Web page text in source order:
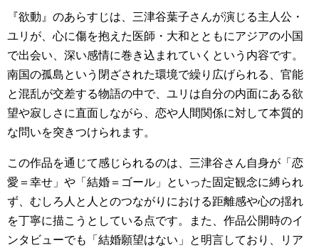
『欲動』のあらすじは、三津谷葉子さんが演じる主人公・
ユリが、心に傷を抱えた医師・大和とともにアジアの小国
で出会い、深い感情に巻き込まれていくという内容です。
南国の孤島という閉ざされた環境で繰り広げられる、官能
と混乱が交差する物語の中で、ユリは自分の内面にある欲
望や寂しさに直面しながら、恋や人間関係に対して本質的
な問いを突きつけられます。
この作品を通じて感じられるのは、三津谷さん自身が「恋
愛＝幸せ」や「結婚＝ゴール」といった固定観念に縛られ
ず、むしろ人と人とのつながりにおける距離感や心の揺れ
を丁寧に描こうとしている点です。また、作品公開時のイ
ンタビューでも「結婚願望はない」と明言しており、リア